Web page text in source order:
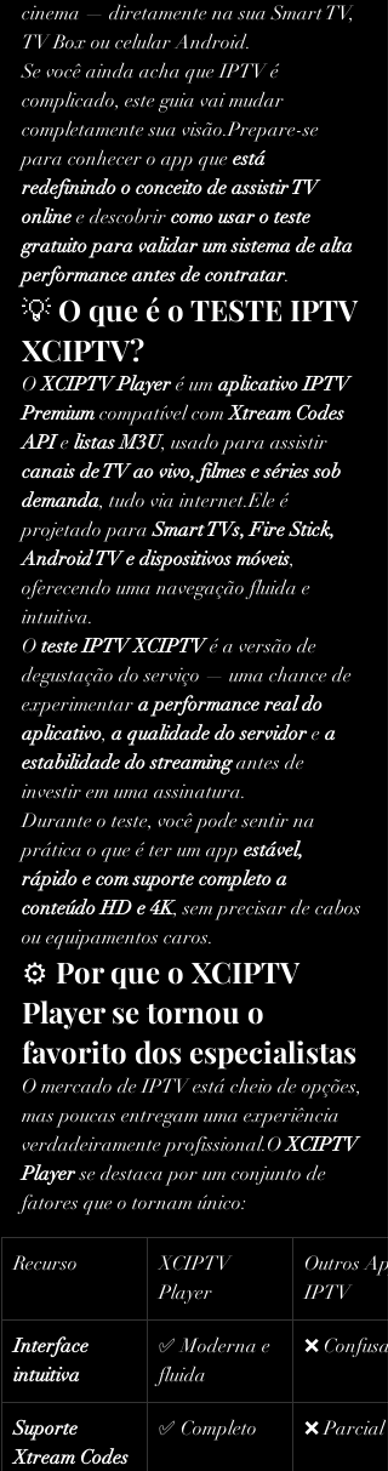
cinema — diretamente na sua Smart TV,
TV Box ou celular Android.
Se você ainda acha que IPTV é
complicado, este guia vai mudar
completamente sua visão.Prepare-se
para conhecer o app que está
redefinindo o conceito de assistir TV
online e descobrir como usar o teste
gratuito para validar um sistema de alta
performance antes de contratar.
💡 O que é o TESTE IPTV
XCIPTV?
O XCIPTV Player é um aplicativo IPTV
Premium compatível com Xtream Codes
API e listas M3U, usado para assistir
canais de TV ao vivo, filmes e séries sob
demanda, tudo via internet.Ele é
projetado para Smart TVs, Fire Stick,
Android TV e dispositivos móveis,
oferecendo uma navegação fluida e
intuitiva.
O teste IPTV XCIPTV é a versão de
degustação do serviço — uma chance de
experimentar a performance real do
aplicativo, a qualidade do servidor e a
estabilidade do streaming antes de
investir em uma assinatura.
Durante o teste, você pode sentir na
prática o que é ter um app estável,
rápido e com suporte completo a
conteúdo HD e 4K, sem precisar de cabos
ou equipamentos caros.
⚙️ Por que o XCIPTV
Player se tornou o
favorito dos especialistas
O mercado de IPTV está cheio de opções,
mas poucas entregam uma experiência
verdadeiramente profissional.O XCIPTV
Player se destaca por um conjunto de
fatores que o tornam único:
Recurso
XCIPTV
Player
Outros
IPTV
Interface
intuitiva
✅ Moderna e
fluida
❌ Confusa
Suporte
Xtream Codes
✅ Completo ❌ Parcial